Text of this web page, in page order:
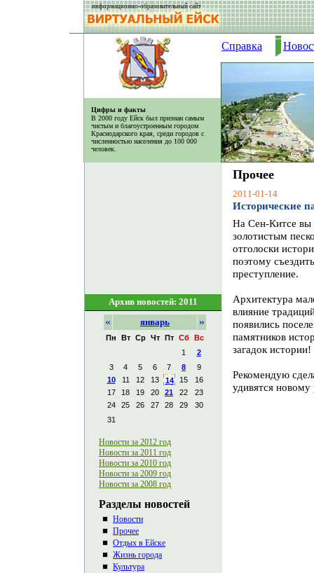
информационно-образовательный сайт
Цифры и факты
В 2000 году Ейск был признан самым
чистым и благоустроенным городом
Краснодарского края, среди городов с
численностью населения до 100 000
человек.
Справка
Прочее
2011-01-14
Исторические
На Сен-Китсе вы
золотистым
отголоски
поэтому
преступление.
Архитектура
влияние
появились
памятников
загадок истории!
Рекомендую
удивятся
Архив новостей: 2011
« январь »
Пн Вт Ср Чт Пт Сб
Вс
1
2
3
4 5 6 7 8
9
10
11 12 13 14 15
16
17
18 19 20 21 22
23
24
25 26 27 28 29
30
31
Новости за 2012 год
Новости за 2011 год
Новости за 2010 год
Новости за 2009 год
Новости за 2008 год
Разделы новостей
Новости
Прочее
Отдых в Ейске
Жизнь города
Культура